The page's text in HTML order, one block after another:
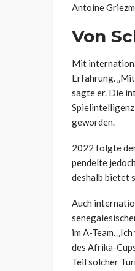
Antoine
Von
Mit
Erfahrung.
sagte er. Die
geworden.
2022 folgte
pendelte
deshalb bietet
Auch
im A-Team.
des Afrika-
Teil solcher